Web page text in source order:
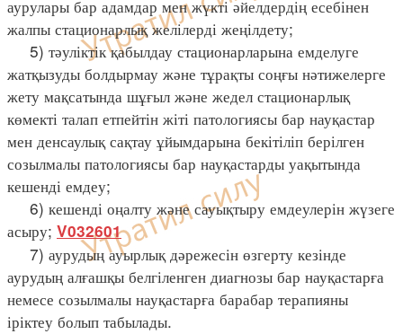
аурулары бар адамдар мен жүкті әйелдердің есебінен
жалпы стационарлық желілерді жеңілдету;
5) тәуліктік қабылдау стационарларына емделуге
жатқызуды болдырмау және тұрақты соңғы нәтижелерге
жету мақсатында шұғыл және жедел стационарлық
көмекті талап етпейтін жіті патологиясы бар науқастар
мен денсаулық сақтау ұйымдарына бекітіліп берілген
созылмалы патологиясы бар науқастарды уақытында
кешенді емдеу;
6) кешенді оңалту және сауықтыру емдеулерін жүзеге
асыру; V032601
7) аурудың ауырлық дәрежесін өзгерту кезінде
аурудың алғашқы белгіленген диагнозы бар науқастарға
немесе созылмалы науқастарға барабар терапияны
іріктеу болып табылады.